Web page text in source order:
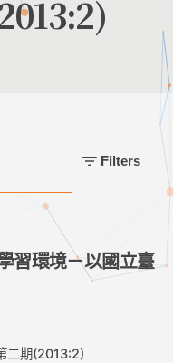
Filters
習環境－以國立臺
二期(2013:2)